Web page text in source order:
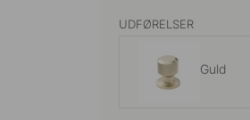
UDFØRELSER
Guld